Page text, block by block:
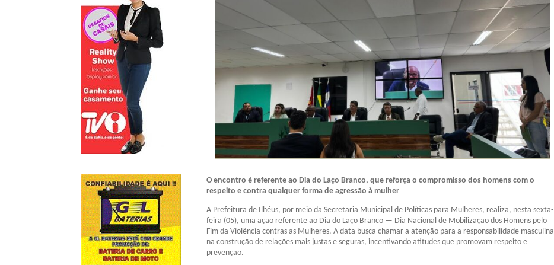
O encontro é referente ao Dia do Laço Branco, que reforça o compromisso dos homens com o
respeito e contra qualquer forma de agressão à mulher
A Prefeitura de Ilhéus, por meio da Secretaria Municipal de Políticas para Mulheres, realiza, nesta sexta-
feira (05), uma ação referente ao Dia do Laço Branco — Dia Nacional de Mobilização dos Homens pelo
Fim da Violência contras as Mulheres. A data busca chamar a atenção para a responsabilidade masculina
na construção de relações mais justas e seguras, incentivando atitudes que promovam respeito e
prevenção.